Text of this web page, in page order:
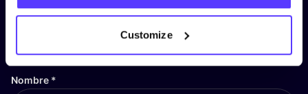
Customize
¡Suscríbete a nuestro boletín
y mantente informado!
Nombre *